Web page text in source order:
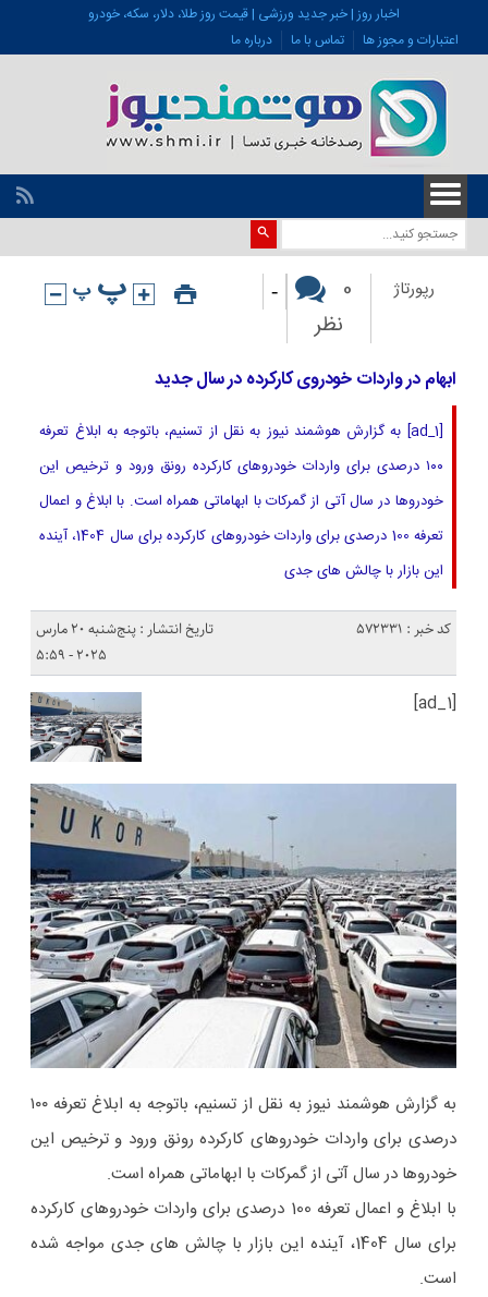
اخبار روز | خبر جدید ورزشی | قیمت روز طلا، دلار، سکه، خودرو
اعتبارات و مجوز ها
تماس با ما درباره ما
رپورتاژ
0
نظر
-
ابهام در واردات خودروی کارکرده در سال جدید
[ad_1] به گزارش هوشمند نیوز به نقل از تسنیم، باتوجه به ابلاغ تعرفه
۱۰۰ درصدی برای واردات خودروهای کارکرده رونق ورود و ترخیص این
خودروها در سال آتی از گمرکات با ابهاماتی همراه است. ​با ابلاغ و اعمال
تعرفه 100 درصدی برای واردات خودروهای کارکرده برای سال 1404، آینده
این بازار با چالش های جدی
کد خبر : 572331
تاریخ انتشار : پنج‌شنبه 20 مارس
2025 - 5:59
[ad_1]
به گزارش هوشمند نیوز به نقل از تسنیم، باتوجه به ابلاغ تعرفه ۱۰۰
درصدی برای واردات خودروهای کارکرده رونق ورود و ترخیص این
خودروها در سال آتی از گمرکات با ابهاماتی همراه است.
​با ابلاغ و اعمال تعرفه 100 درصدی برای واردات خودروهای کارکرده
برای سال 1404، آینده این بازار با چالش های جدی مواجه شده
است.